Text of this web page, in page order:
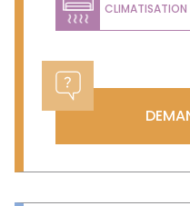
CLIMATISATION